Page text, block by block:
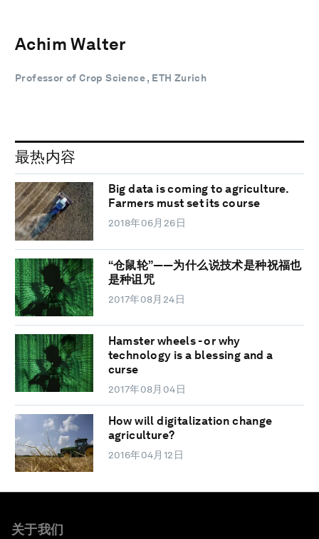
Achim Walter
Professor of Crop Science , ETH Zurich
最热内容
Big data is coming to agriculture.
Farmers must set its course
2018年06月26日
“仓鼠轮”——为什么说技术是种祝福也
是种诅咒
2017年08月24日
Hamster wheels - or why
technology is a blessing and a
curse
2017年08月04日
How will digitalization change
agriculture?
2016年04月12日
关于我们